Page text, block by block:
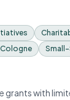
grants with